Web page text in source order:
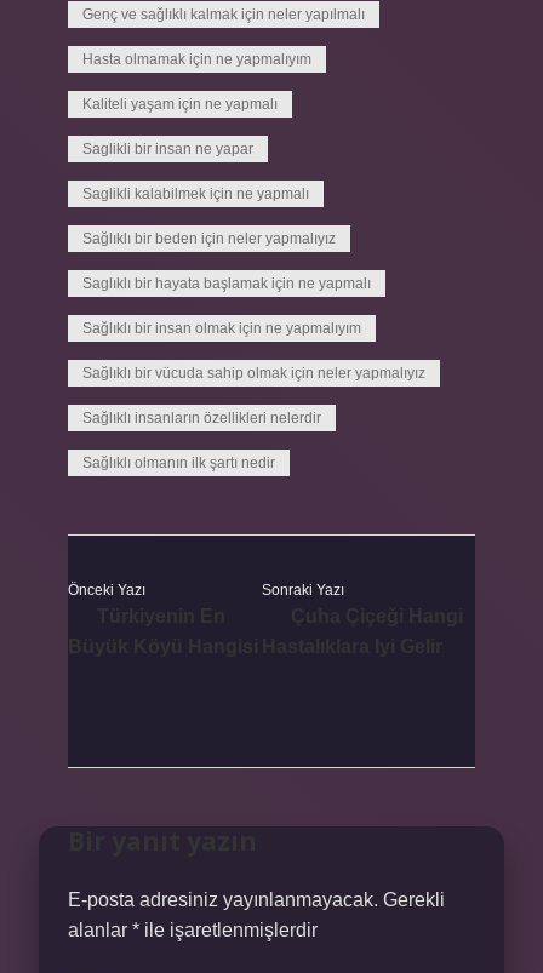
Genç ve sağlıklı kalmak için neler yapılmalı
Hasta olmamak için ne yapmalıyım
Kaliteli yaşam için ne yapmalı
Saglikli bir insan ne yapar
Saglikli kalabilmek için ne yapmalı
Sağlıklı bir beden için neler yapmalıyız
Saglıklı bir hayata başlamak için ne yapmalı
Sağlıklı bir insan olmak için ne yapmalıyım
Sağlıklı bir vücuda sahip olmak için neler yapmalıyız
Sağlıklı insanların özellikleri nelerdir
Sağlıklı olmanın ilk şartı nedir
Önceki Yazı Sonraki Yazı
E-posta adresiniz yayınlanmayacak. Gerekli
alanlar * ile işaretlenmişlerdir